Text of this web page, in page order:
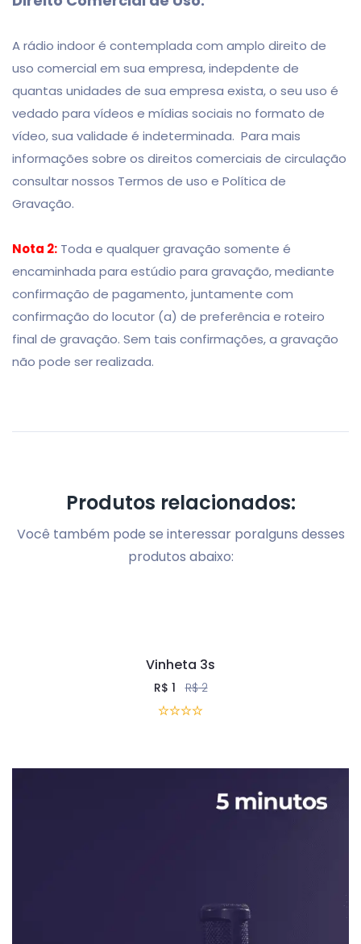
A rádio indoor é contemplada com amplo direito de
uso comercial em sua empresa, indepdente de
quantas unidades de sua empresa exista, o seu uso é
vedado para vídeos e mídias sociais no formato de
vídeo, sua validade é indeterminada. Para mais
informações sobre os direitos comerciais de circulação
consultar nossos Termos de uso e Política de
Gravação.
Nota 2: Toda e qualquer gravação somente é
encaminhada para estúdio para gravação, mediante
confirmação de pagamento, juntamente com
confirmação do locutor (a) de preferência e roteiro
final de gravação. Sem tais confirmações, a gravação
não pode ser realizada.
Produtos relacionados:
Você também pode se interessar poralguns desses
produtos abaixo:
Vinheta 3s
R$2
R$ 1